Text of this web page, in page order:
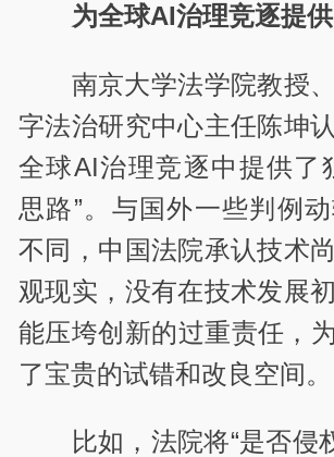
为全球AI治理竞逐提
南京大学法学院教授
字法治研究中心主任陈坤
全球AI治理竞逐中提供了
思路”。与国外一些判例
不同，中国法院承认技术
观现实，没有在技术发展
能压垮创新的过重责任，
了宝贵的试错和改良空间。
比如，法院将“是否侵